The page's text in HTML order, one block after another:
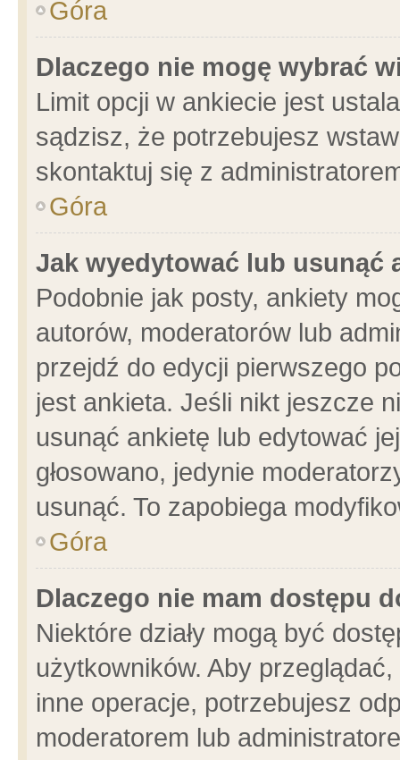
Góra
Dlaczego nie mogę wybrać
Limit opcji w ankiecie jest
sądzisz, że potrzebujesz
skontaktuj się z
Góra
Jak wyedytować lub usunąć
Podobnie jak posty, ankiety
autorów, moderatorów lub
przejdź do edycji pierwszego
jest ankieta. Jeśli nikt jeszcze
usunąć ankietę lub edytować
głosowano, jedynie
usunąć. To zapobiega
Góra
Dlaczego nie mam dostępu
Niektóre działy mogą być
użytkowników. Aby
inne operacje, potrzebujesz
moderatorem lub